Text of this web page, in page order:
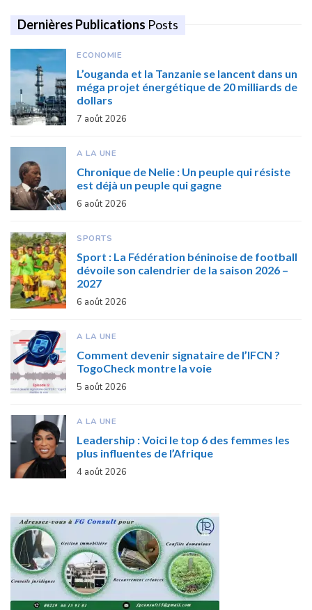
Dernières Publications Posts
ECONOMIE
L’ouganda et la Tanzanie se lancent dans un
méga projet énergétique de 20 milliards de
dollars
7 août 2026
A LA UNE
Chronique de Nelie : Un peuple qui résiste
est déjà un peuple qui gagne
6 août 2026
SPORTS
Sport : La Fédération béninoise de football
dévoile son calendrier de la saison 2026 –
2027
6 août 2026
A LA UNE
Comment devenir signataire de l’IFCN ?
TogoCheck montre la voie
5 août 2026
A LA UNE
Leadership : Voici le top 6 des femmes les
plus influentes de l’Afrique
4 août 2026